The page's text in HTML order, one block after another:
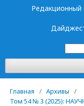
Редакционный
Главная / Архивы
/
Том 54 № 3 (2025):